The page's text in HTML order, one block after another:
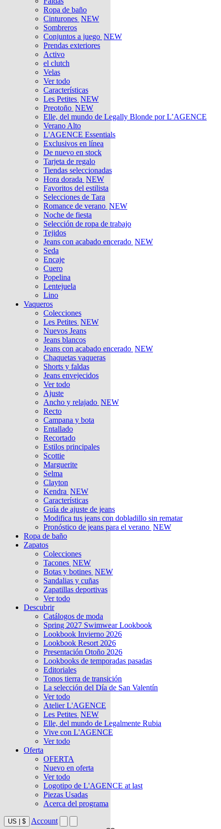
Ropa de baño
Cinturones NEW
Sombreros
Conjuntos a juego NEW
Prendas exteriores
Activo
el clutch
Velas
Ver todo
Características
Les Petites NEW
Preotoño NEW
Elle, del mundo de Legally Blonde por L’AGENCE
Verano Alto
L'AGENCE Essentials
Exclusivos en línea
De nuevo en stock
Tarjeta de regalo
Tiendas seleccionadas
Hora dorada NEW
Favoritos del estilista
Selecciones de Tara
Romance de verano NEW
Noche de fiesta
Selección de ropa de trabajo
Tejidos
Jeans con acabado encerado NEW
Seda
Encaje
Cuero
Popelina
Lentejuela
Lino
Vaqueros
Colecciones
Les Petites NEW
Nuevos Jeans
Jeans blancos
Jeans con acabado encerado NEW
Chaquetas vaqueras
Shorts y faldas
Jeans envejecidos
Ver todo
Ajuste
Ancho y relajado NEW
Recto
Campana y bota
Entallado
Recortado
Estilos principales
Scottie
Marguerite
Selma
Clayton
Kendra NEW
Características
Guía de ajuste de jeans
Modifica tus jeans con dobladillo sin rematar
Pronóstico de jeans para el verano NEW
Ropa de baño
Zapatos
Colecciones
Tacones NEW
Botas y botines NEW
Sandalias y cuñas
Zapatillas deportivas
Ver todo
Descubrir
Catálogos de moda
Spring 2027 Swimwear Lookbook
Lookbook Invierno 2026
Lookbook Resort 2026
Presentación Otoño 2026
Lookbooks de temporadas pasadas
Editoriales
Tonos tierra de transición
La selección del Día de San Valentín
Ver todo
Atelier L'AGENCE
Les Petites NEW
Elle, del mundo de Legalmente Rubia
Vive con L'AGENCE
Ver todo
Oferta
OFERTA
Nuevo en oferta
Ver todo
Logotipo de L'AGENCE at last
Piezas Usadas
Acerca del programa
US $ Account